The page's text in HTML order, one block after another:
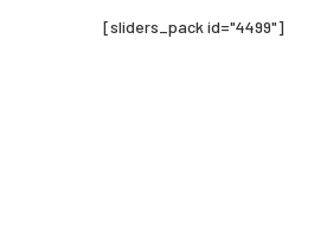
[sliders_pack id="4499"]